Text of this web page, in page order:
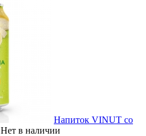
Напиток VINUT со
Нет в наличии